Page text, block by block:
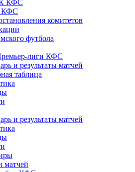
КФС
КФС
комитетов
футбола
лиги КФС
и результаты матчей
таблица
и результаты матчей
матчей